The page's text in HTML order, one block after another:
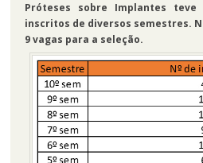
Próteses sobre Implantes
inscritos de diversos semestres.
9 vagas para a seleção.